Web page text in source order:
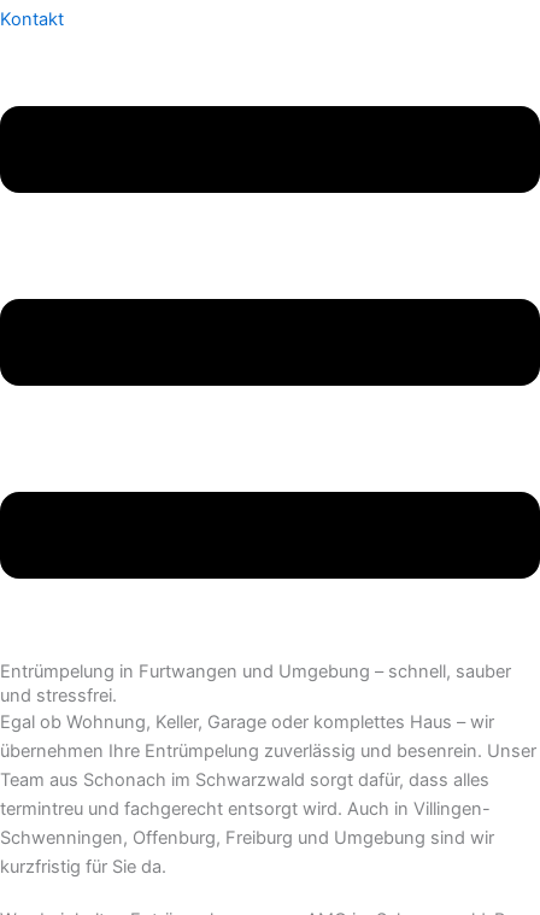
Kontakt
Entrümpelung in Furtwangen und Umgebung – schnell, sauber
und stressfrei.
Egal ob Wohnung, Keller, Garage oder komplettes Haus – wir
übernehmen Ihre Entrümpelung zuverlässig und besenrein. Unser
Team aus Schonach im Schwarzwald sorgt dafür, dass alles
termintreu und fachgerecht entsorgt wird. Auch in Villingen-
Schwenningen, Offenburg, Freiburg und Umgebung sind wir
kurzfristig für Sie da.